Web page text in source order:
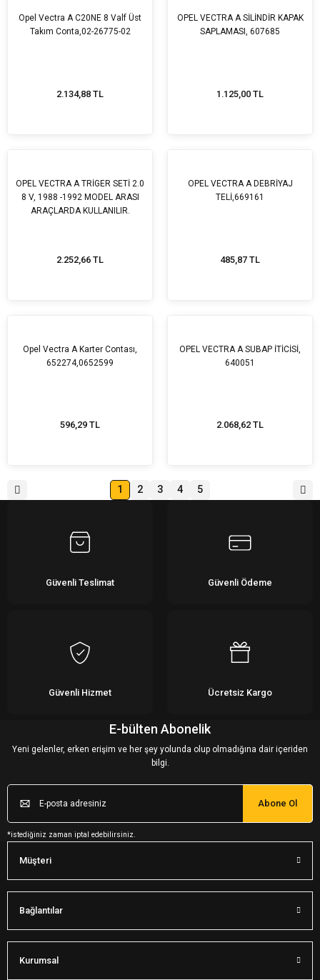
Opel Vectra A C20NE 8 Valf Üst
Takım Conta,02-26775-02
2.134,88 TL
OPEL VECTRA A SİLİNDİR KAPAK
SAPLAMASI, 607685
1.125,00 TL
OPEL VECTRA A TRİGER SETİ 2.0
8 V, 1988 -1992 MODEL ARASI
ARAÇLARDA KULLANILIR.
2.252,66 TL
OPEL VECTRA A DEBRİYAJ
TELİ,669161
485,87 TL
Opel Vectra A Karter Contası,
652274,0652599
596,29 TL
OPEL VECTRA A SUBAP İTİCİSİ,
640051
2.068,62 TL
1 2 3 4 5
Güvenli Teslimat Güvenli Ödeme
Güvenli Hizmet Ücretsiz Kargo
E-bülten Abonelik
Yeni gelenler, erken erişim ve her şey yolunda olup olmadığına dair içeriden
bilgi.
Abone Ol
*istediğiniz zaman iptal edebilirsiniz.
Müşteri
Bağlantılar
Kurumsal